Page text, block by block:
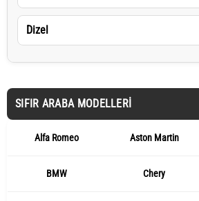
Dizel
SIFIR ARABA MODELLERI
Alfa Romeo Aston Martin
BMW Chery